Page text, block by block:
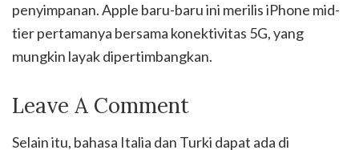
penyimpanan. Apple baru-baru ini merilis iPhone mid-
tier pertamanya bersama konektivitas 5G, yang
mungkin layak dipertimbangkan.
Leave A Comment
Selain itu, bahasa Italia dan Turki dapat ada di